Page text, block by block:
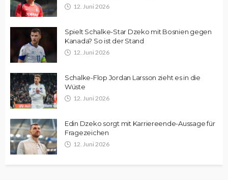
12. Juni 2026
Spielt Schalke-Star Dzeko mit Bosnien gegen
Kanada? So ist der Stand
12. Juni 2026
Schalke-Flop Jordan Larsson zieht es in die
Wüste
12. Juni 2026
Edin Dzeko sorgt mit Karriereende-Aussage für
Fragezeichen
12. Juni 2026